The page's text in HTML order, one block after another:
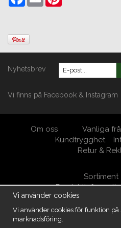
Nyhetsbrev
Vi finns på Facebook & Instagram
Om oss Vanliga
Kundtrygghet
Retur &
Sortiment
MöbelKungen/ M.A. West
Vi använder cookies
Vi använder cookies för funktion på
marknadsföring.